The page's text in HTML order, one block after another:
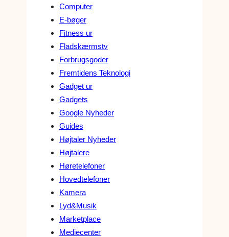
Computer
E-bøger
Fitness ur
Fladskærmstv
Forbrugsgoder
Fremtidens Teknologi
Gadget ur
Gadgets
Google Nyheder
Guides
Højtaler Nyheder
Højtalere
Høretelefoner
Hovedtelefoner
Kamera
Lyd&Musik
Marketplace
Mediecenter